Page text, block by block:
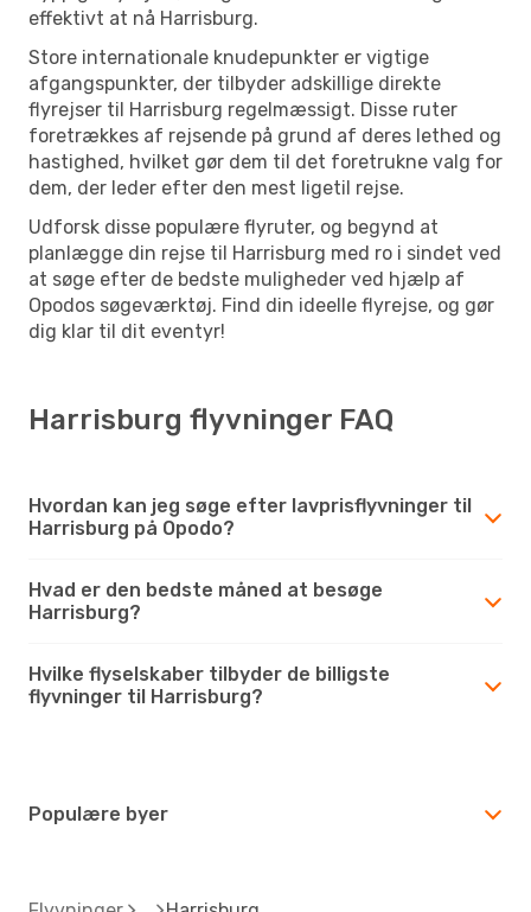
effektivt at nå Harrisburg.
Store internationale knudepunkter er vigtige
afgangspunkter, der tilbyder adskillige direkte
flyrejser til Harrisburg regelmæssigt. Disse ruter
foretrækkes af rejsende på grund af deres lethed og
hastighed, hvilket gør dem til det foretrukne valg for
dem, der leder efter den mest ligetil rejse.
Udforsk disse populære flyruter, og begynd at
planlægge din rejse til Harrisburg med ro i sindet ved
at søge efter de bedste muligheder ved hjælp af
Opodos søgeværktøj. Find din ideelle flyrejse, og gør
dig klar til dit eventyr!
Harrisburg flyvninger FAQ
Hvordan kan jeg søge efter lavprisflyvninger til
Harrisburg på Opodo?
Hvad er den bedste måned at besøge
Harrisburg?
Hvilke flyselskaber tilbyder de billigste
flyvninger til Harrisburg?
Populære byer